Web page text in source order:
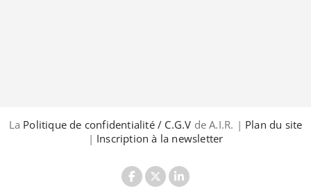
La Politique de confidentialité / C.G.V de A.I.R. | Plan du site
| Inscription à la newsletter